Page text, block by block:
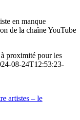
en manque
de la chaîne YouTube
proximité pour les
08-24T12:53:23-
artistes – le